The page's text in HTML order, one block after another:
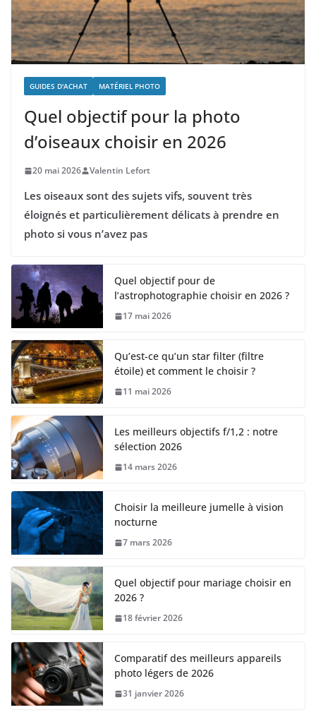
GUIDES D'ACHAT MATÉRIEL PHOTO
Quel objectif pour la photo
d’oiseaux choisir en 2026
20 mai 2026 Valentin Lefort
Les oiseaux sont des sujets vifs, souvent très
éloignés et particulièrement délicats à prendre en
photo si vous n’avez pas
Quel objectif pour de
l’astrophotographie choisir en 2026 ?
17 mai 2026
Qu’est-ce qu’un star filter (filtre
étoile) et comment le choisir ?
11 mai 2026
Les meilleurs objectifs f/1,2 : notre
sélection 2026
14 mars 2026
Choisir la meilleure jumelle à vision
nocturne
7 mars 2026
Quel objectif pour mariage choisir en
2026 ?
18 février 2026
Comparatif des meilleurs appareils
photo légers de 2026
31 janvier 2026